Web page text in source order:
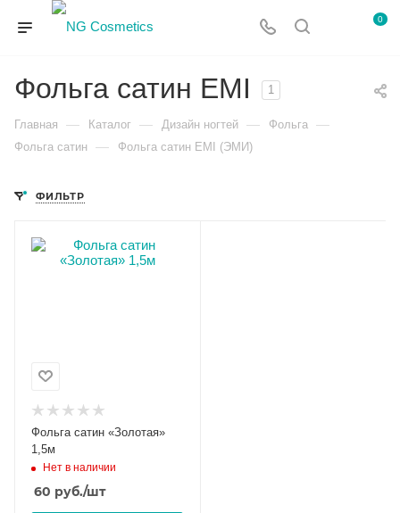
0
Фольга сатин EMI 1
Главная — Каталог — Дизайн ногтей — Фольга —
Фольга сатин — Фольга сатин EMI (ЭМИ)
ФИЛЬТР
Фольга сатин «Золотая»
1,5м
Нет в наличии
60 руб./шт